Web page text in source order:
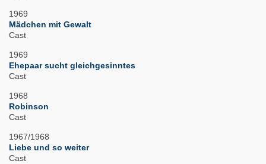
1969
Mädchen mit Gewalt
Cast
1969
Ehepaar sucht gleichgesinntes
Cast
1968
Robinson
Cast
1967/1968
Liebe und so weiter
Cast